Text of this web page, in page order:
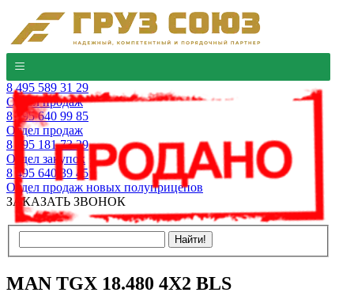
8 495 589 31 29
Отдел продаж
8 495 640 99 85
Отдел продаж
8 495 181 73 29
Отдел закупок
8 495 640 39 45
Отдел продаж новых полуприцепов
ЗАКАЗАТЬ ЗВОНОК
MAN TGX 18.480 4X2 BLS